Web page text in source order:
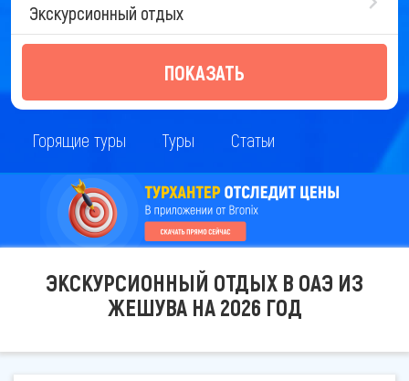
Экскурсионный отдых
ПОКАЗАТЬ
Горящие туры Туры Статьи
ЭКСКУРСИОННЫЙ ОТДЫХ В ОАЭ ИЗ
ЖЕШУВА НА 2026 ГОД